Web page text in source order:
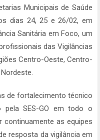
Municipais de Saúde
dias 24, 25 e 26/02, em
Sanitária em Foco, um
das Vigilâncias
Centro-Oeste, Centro-
de fortalecimento técnico
pela SES-GO em todo o
as equipes
resposta da vigilância em